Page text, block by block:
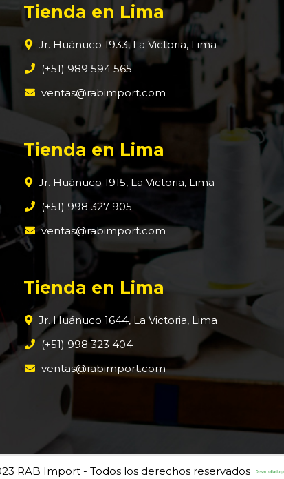
Tienda en Lima
Jr. Huánuco 1933, La Victoria, Lima
(+51) 989 594 565
ventas@rabimport.com
Tienda en Lima
Jr. Huánuco 1915, La Victoria, Lima
(+51) 998 327 905
ventas@rabimport.com
Tienda en Lima
Jr. Huánuco 1644, La Victoria, Lima
(+51) 998 323 404
ventas@rabimport.com
RAB Import - Todos los derechos reservados